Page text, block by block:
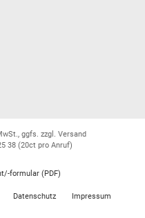
ggfs. zzgl. Versand
38 (20ct pro Anruf)
formular (PDF)
Datenschutz Impressum